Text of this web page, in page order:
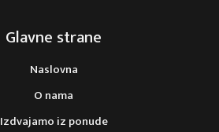
Glavne strane
Naslovna
O nama
Izdvajamo iz ponude